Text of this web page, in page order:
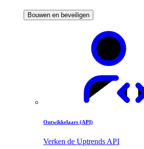
Bouwen en beveiligen
Ontwikkelaars (API)
Verken de Uptrends API